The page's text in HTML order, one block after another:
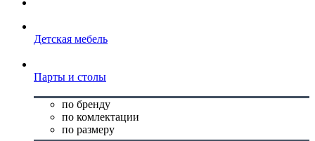
Детская мебель
Парты и столы
по бренду
по комлектации
по размеру